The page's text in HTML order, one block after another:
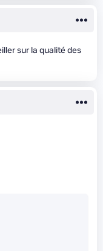
sur la qualité des